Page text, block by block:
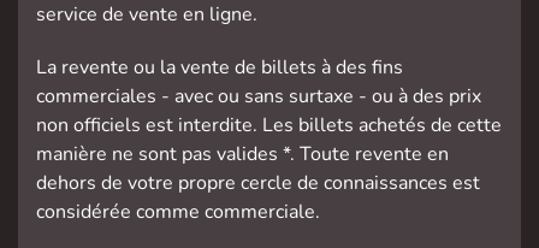
service de vente en ligne.
La revente ou la vente de billets à des fins
commerciales - avec ou sans surtaxe - ou à des prix
non officiels est interdite. Les billets achetés de cette
manière ne sont pas valides *. Toute revente en
dehors de votre propre cercle de connaissances est
considérée comme commerciale.